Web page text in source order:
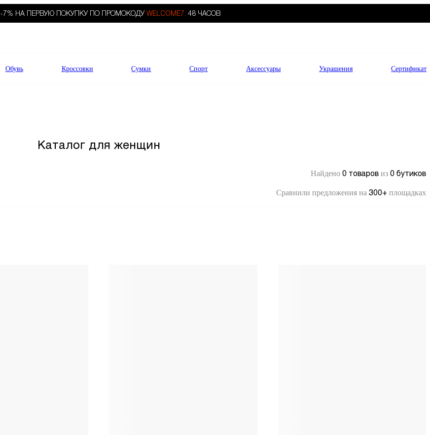
-7% НА ПЕРВУЮ ПОКУПКУ ПО ПРОМОКОДУ WELCOME7. 48 ЧАСОВ
Обувь Кроссовки Сумки Спорт Аксессуары Украшения Сертификат
Каталог для женщин
Найдено 0 товаров из 0 бутиков
Сравнили предложения на 300+ площадках